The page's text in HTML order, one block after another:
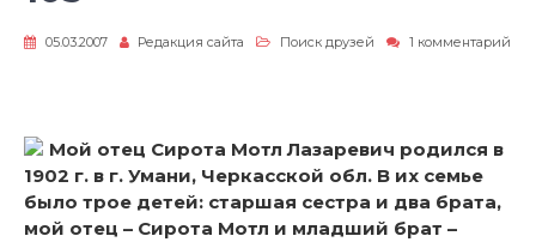
05.03.2007 Редакция сайта Поиск друзей
1 комментарий
бы
105
Мой отец Сирота Мотл Лазаревич родился в
1902 г. в г. Умани, Черкасской обл. В их семье
было трое детей: старшая сестра и два брата,
мой отец – Сирота Мотл и младший брат –